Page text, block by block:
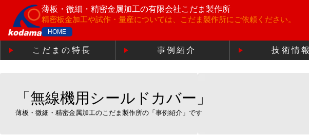
薄板・微細・精密金属加工の有限会社こだま製作所
精密板金加工や試作・量産については、こだま製作所にご依頼ください。
HOME
こだまの特長 事例紹介 技術情報
「無線機用シールドカバー」
薄板・微細・精密金属加工のこだま製作所の「事例紹介」です